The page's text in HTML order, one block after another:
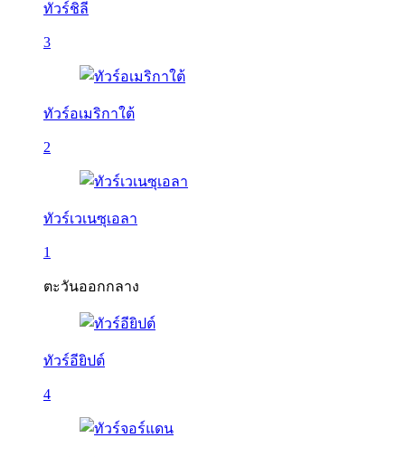
ทัวร์ชิลี
3
ทัวร์อเมริกาใต้
2
ทัวร์เวเนซุเอลา
1
ตะวันออกกลาง
ทัวร์อียิปต์
4